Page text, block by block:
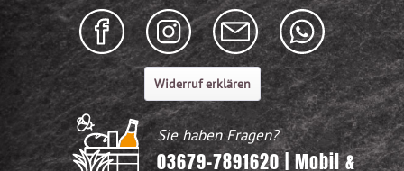
Widerruf erklären
Sie haben Fragen?
03679-7891620 | Mobil &